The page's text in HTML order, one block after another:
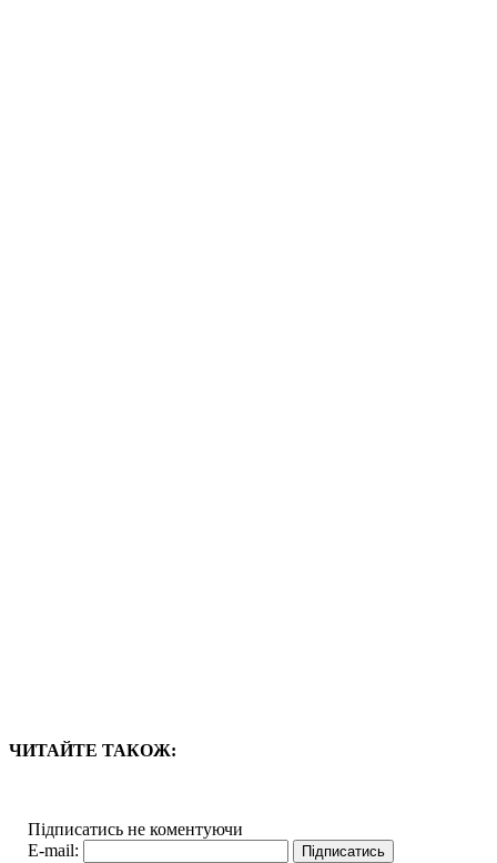
ЧИТАЙТЕ ТАКОЖ:
Підписатись не коментуючи
E-mail: